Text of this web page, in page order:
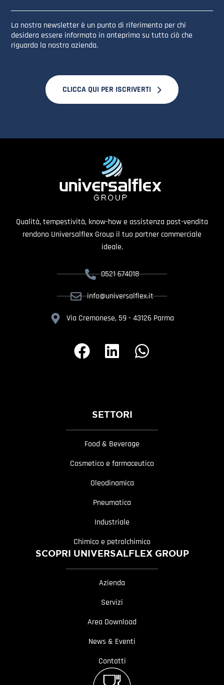
La nostra newsletter è un punto di riferimento per chi
desidera essere informato in anteprima su tutto ciò che
riguarda la nostra azienda.
CLICCA QUI PER ISCRIVERTI
Qualità, tempestività, know-how e assistenza post-vendita
rendono Universalflex Group il tuo partner commerciale
ideale.
0521 674018
info@universalflex.it
Via Cremonese, 59 - 43126 Parma
SETTORI
Food & Beverage
Cosmetico e farmaceutico
Oleodinamica
Pneumatica
Industriale
Chimico e petrolchimico
SCOPRI UNIVERSALFLEX GROUP
Azienda
Servizi
Area Download
News & Eventi
Contatti